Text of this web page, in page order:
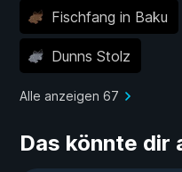
Fischfang in Baku
Dunns Stolz
Alle anzeigen 67
Das könnte dir